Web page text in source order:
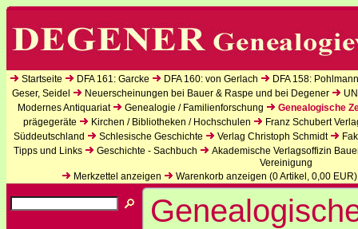
Startseite DFA 161: Garcke DFA 160: von Gerlach
DFA 158:
Geser, Seidel
Neuerscheinungen bei Bauer & Raspe und bei Degener
Modernes Antiquariat
Genealogie / Familienforschung
Genealogische
prägegeräte
Kirchen / Bibliotheken / Hochschulen
Franz Schubert
Süddeutschland
Schlesische Geschichte Verlag Christoph Schmidt
Tipps und Links
Geschichte - Sachbuch
Akademische Verlagsoffizin
Vereinigung
Merkzettel anzeigen
Warenkorb anzeigen (0Artikel, 0,00 EUR)